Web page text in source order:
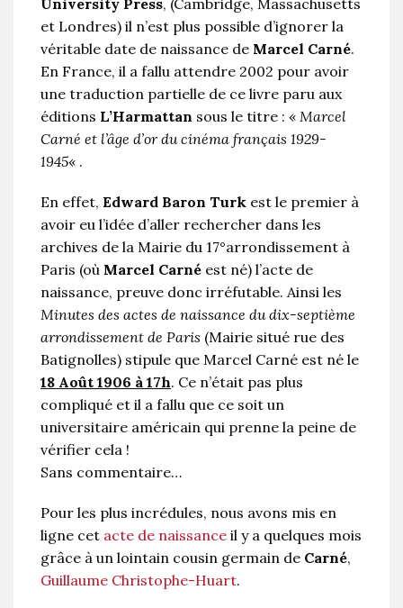
et Londres) il n’est plus possible d’ignorer la
véritable date de naissance de Marcel Carné.
En France, il a fallu attendre 2002 pour avoir
une traduction partielle de ce livre paru aux
éditions L’Harmattan sous le titre : « Marcel
Carné et l’âge d’or du cinéma français 1929-
1945« .
En effet, Edward Baron Turk est le premier à
avoir eu l’idée d’aller rechercher dans les
archives de la Mairie du 17°arrondissement à
Paris (où Marcel Carné est né) l’acte de
naissance, preuve donc irréfutable. Ainsi les
Minutes des actes de naissance du dix-septième
arrondissement de Paris (Mairie situé rue des
Batignolles) stipule que Marcel Carné est né le
18 Août 1906 à 17h. Ce n’était pas plus
compliqué et il a fallu que ce soit un
universitaire américain qui prenne la peine de
vérifier cela !
Sans commentaire…
Pour les plus incrédules, nous avons mis en
ligne cet acte de naissance il y a quelques mois
grâce à un lointain cousin germain de Carné,
Guillaume Christophe-Huart.